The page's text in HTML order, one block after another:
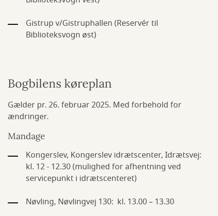
Gistrup v/Gistruphallen (Reservér til
Biblioteksvogn øst)
Bogbilens køreplan
Gælder pr. 26. februar 2025. Med forbehold for
ændringer.
Mandage
Kongerslev, Kongerslev idrætscenter, Idrætsvej:
kl. 12 - 12.30 (mulighed for afhentning ved
servicepunkt i idrætscenteret)
Nøvling, Nøvlingvej 130: kl. 13.00 – 13.30